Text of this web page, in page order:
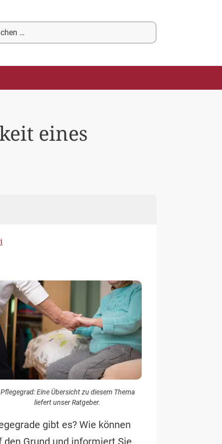
eines
Pflegegrad: Eine Übersicht zu diesem Thema
liefert unser Ratgeber.
gibt es? Wie können
den Grund und informiert Sie